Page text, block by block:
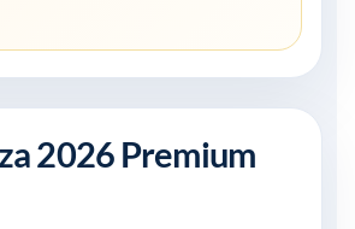
2026 Premium